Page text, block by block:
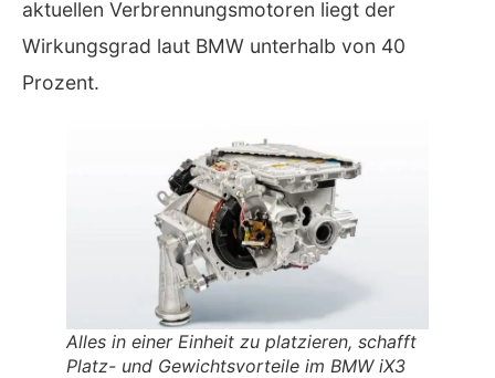
aktuellen Verbrennungsmotoren liegt der
Wirkungsgrad laut BMW unterhalb von 40
Prozent.
Alles in einer Einheit zu platzieren, schafft
Platz- und Gewichtsvorteile im BMW iX3